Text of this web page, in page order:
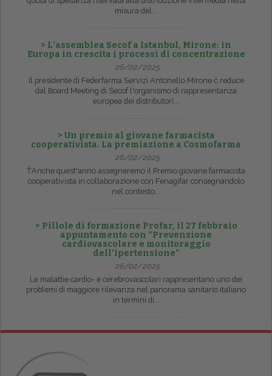
misura del...
> L’assemblea Secof a Istanbul, Mirone: in
Europa in crescita i processi di concentrazione
26/02/2025
Il presidente di Federfarma Servizi Antonello Mirone č reduce
dal Board Meeting di Secof l'organismo di rappresentanza
europea dei distributori...
> Un premio al giovane farmacista
cooperativista. La premiazione a Cosmofarma
26/02/2025
ŤAnche quest'anno assegneremo il Premio giovane farmacista
cooperativista in collaborazione con Fenagifar consegnandolo
nel contesto...
> Pillole di formazione Profar, il 27 febbraio
appuntamento con “Prevenzione
cardiovascolare e monitoraggio
dell’ipertensione”
26/02/2025
Le malattie cardio- e cerebrovascolari rappresentano uno dei
problemi di maggiore rilevanza nel panorama sanitario italiano
in termini di...